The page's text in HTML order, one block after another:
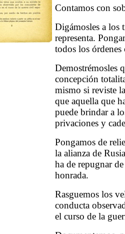
Contamos con
Digámosles a los
representa.
todos los órdenes
Demostrémosles
concepción
mismo si reviste
que aquella que
puede brindar a
privaciones y
Pongamos de
la alianza de
ha de repugnar
honrada.
Rasguemos los
conducta
el curso de la